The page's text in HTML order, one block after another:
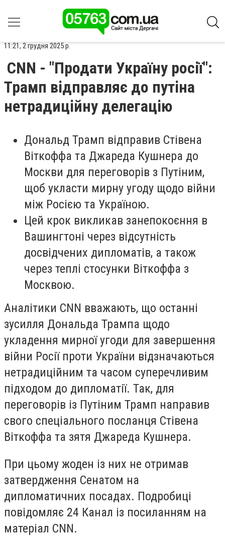
11:21, 2 грудня 2025 р.
CNN - "Продати Україну росії":
Трамп відправляє до путіна
нетрадиційну делегацію
Дональд Трамп відправив Стівена
Віткоффа та Джареда Кушнера до
Москви для переговорів з Путіним,
щоб укласти мирну угоду щодо війни
між Росією та Україною.
Цей крок викликав занепокоєння в
Вашингтоні через відсутність
досвідчених дипломатів, а також
через теплі стосунки Віткоффа з
Москвою.
Аналітики CNN вважають, що останні
зусилля Дональда Трампа щодо
укладення мирної угоди для завершення
війни Росії проти України відзначаються
нетрадиційним та часом суперечливим
підходом до дипломатії. Так, для
переговорів із Путіним Трамп направив
свого спеціального посланця Стівена
Віткоффа та зятя Джареда Кушнера.
При цьому жоден із них не отримав
затвердження Сенатом на
дипломатичних посадах. Подробиці
повідомляє 24 Канал із посиланням на
матеріал CNN.